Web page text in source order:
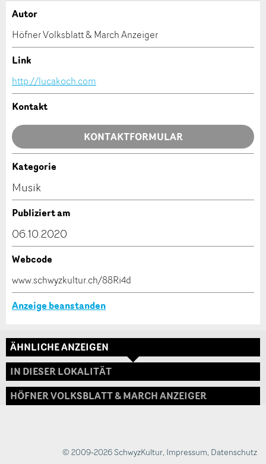
Anzeige beanstanden
Ihr Feedback wird sehr geschätzt!
Allgemeines Feedback
Anzeige nicht mehr gültig
Nachricht
* Eingabe erforderlich
Zur Qualitätssicherung wird eine Kopie der E-Mail
an guidle übermittelt.
Anzeige weiterempfehlen
Empfehlen Sie diese Anzeige an Freunde weiter.
* Eingabe erforderlich
Schliessen
Autor
Höfner Volksblatt & March Anzeiger
Link
http://lucakoch.com
Kontakt
KONTAKTFORMULAR
Kontakt
Verfassen Sie eine Nachricht für die Kontaktpersonen
Adresse
Kategorie
Musik
Publiziert am
06.10.2020
Webcode
www.schwyzkultur.ch/88Ri4d
Anzeige beanstanden
ÄHNLICHE ANZEIGEN
IN DIESER LOKALITÄT
HÖFNER VOLKSBLATT & MARCH ANZEIGER
© 2009-2026 SchwyzKultur, Impressum, Datenschutz